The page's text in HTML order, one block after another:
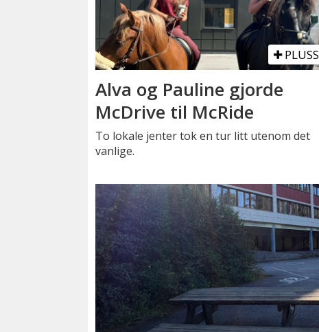
PLUSS
Alva og Pauline gjorde
McDrive til McRide
To lokale jenter tok en tur litt utenom det
vanlige.